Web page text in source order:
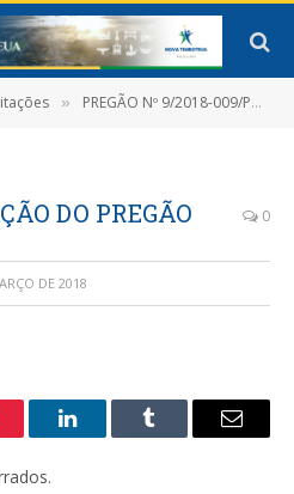
» PREGÃO Nº 9/2018-009/PMNT-PP-SRP
DO PREGÃO 0
DE 2018
LinkedInTumblr
E-